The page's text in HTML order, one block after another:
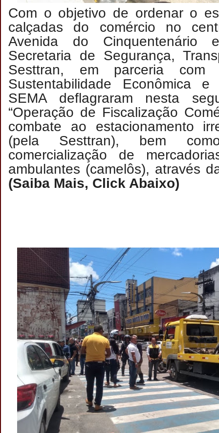
Com o objetivo de ordenar o
calçadas do comércio no
Avenida do Cinquentenário
Secretaria de Segurança,
Sesttran, em parceria
Sustentabilidade Econômica
SEMA deflagraram nesta
“Operação de Fiscalização
combate ao estacionamento
(pela Sesttran), bem
comercialização de
ambulantes (camelôs),
(Saiba Mais, Click Abaixo)